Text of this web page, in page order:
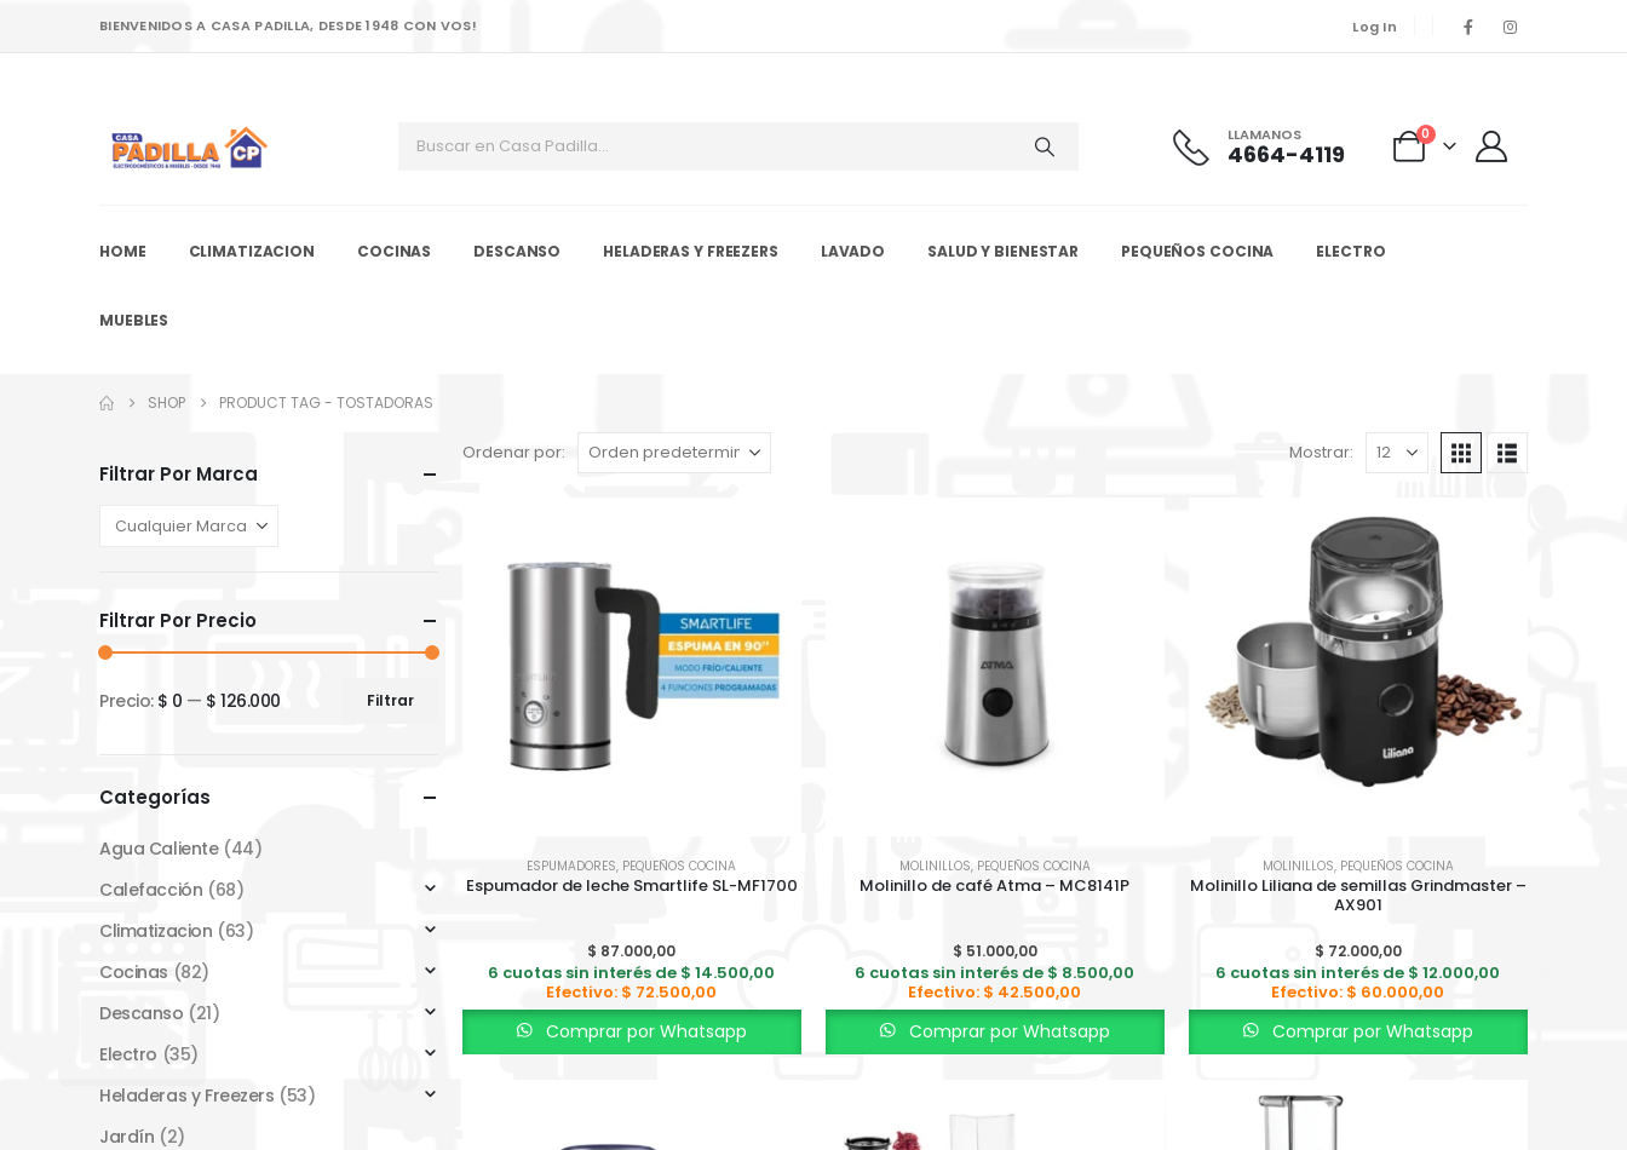
BIENVENIDOS A CASA PADILLA, DESDE 1948 CON VOS! Log In
LLAMANOS
4664-4119
0
HOME CLIMATIZACION COCINAS DESCANSO HELADERAS Y FREEZERS LAVADO SALUD Y BIENESTAR PEQUEÑOS COCINA ELECTRO
MUEBLES
SHOP PRODUCT TAG - TOSTADORAS
Ordenar por: Mostrar:
ESPUMADORES, PEQUEÑOS COCINA
Espumador de leche Smartlife SL-MF1700
$ 87.000,00
6 cuotas sin interés de $ 14.500,00
Efectivo: $ 72.500,00
Comprar por Whatsapp
MOLINILLOS, PEQUEÑOS COCINA
Molinillo de café Atma – MC8141P
$ 51.000,00
6 cuotas sin interés de $ 8.500,00
Efectivo: $ 42.500,00
Comprar por Whatsapp
MOLINILLOS, PEQUEÑOS COCINA
Molinillo Liliana de semillas Grindmaster –
AX901
$ 72.000,00
6 cuotas sin interés de $ 12.000,00
Efectivo: $ 60.000,00
Comprar por Whatsapp
Filtrar Por Marca
Filtrar Por Precio
mínimo
máximo
Filtrar
Precio: $ 0 — $ 126.000
Categorías
Agua Caliente (44)
Calefacción (68)
Climatizacion (63)
Cocinas (82)
Descanso (21)
Electro (35)
Heladeras y Freezers (53)
Jardín (2)